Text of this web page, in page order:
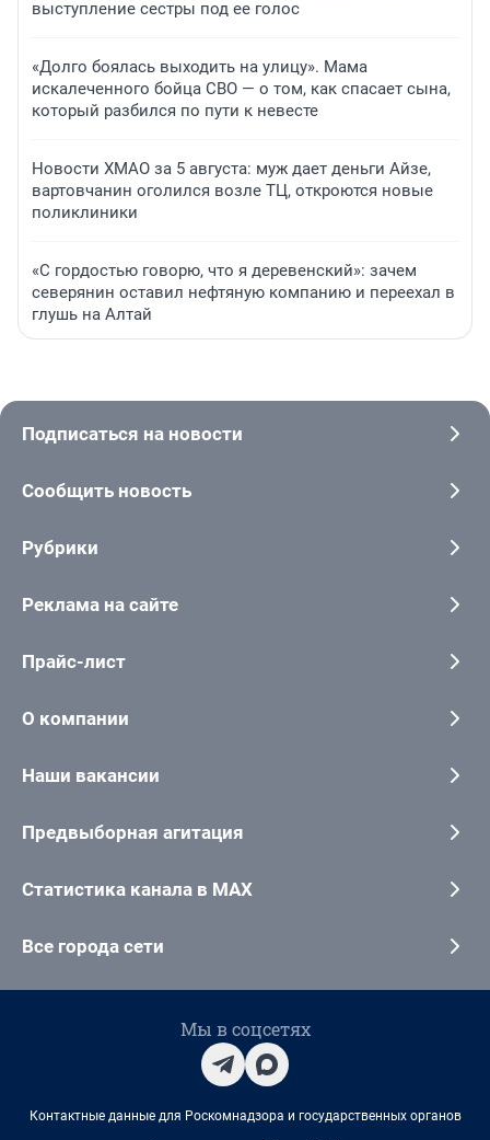
выступление сестры под ее голос
«Долго боялась выходить на улицу». Мама
искалеченного бойца СВО — о том, как спасает сына,
который разбился по пути к невесте
Новости ХМАО за 5 августа: муж дает деньги Айзе,
вартовчанин оголился возле ТЦ, откроются новые
поликлиники
«С гордостью говорю, что я деревенский»: зачем
северянин оставил нефтяную компанию и переехал в
глушь на Алтай
Подписаться на новости
Сообщить новость
Рубрики
Реклама на сайте
Прайс-лист
О компании
Наши вакансии
Предвыборная агитация
Статистика канала в MAX
Все города сети
Мы в соцсетях
Контактные данные для Роскомнадзора и государственных органов